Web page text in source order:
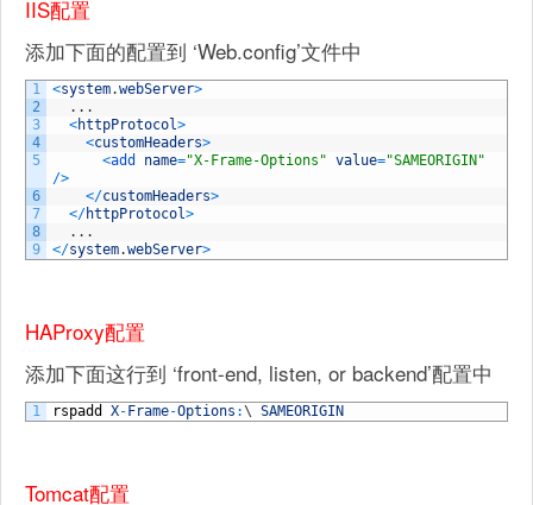
IIS配置
添加下面的配置到 ‘Web.config’文件中
1
2
3
4
5
6
7
8
9
<system.webServer>
. . .
<httpProtocol>
<customHeaders>
<add name="X-Frame-Options" value="SAMEORIGIN"
/>
</customHeaders>
</httpProtocol>
. . .
</system.webServer>
HAProxy配置
添加下面这行到 ‘front-end, listen, or backend’配置中
1 rspadd X- Frame-Options :\ SAMEORIGIN
Tomcat配置